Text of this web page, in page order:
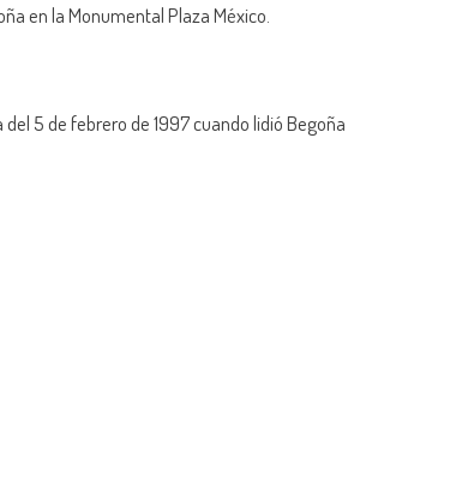
en la Monumental Plaza México.
5 de febrero de 1997 cuando lidió Begoña